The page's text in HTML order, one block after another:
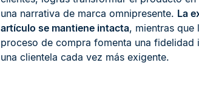
una narrativa de marca omnipresente. La
artículo se mantiene intacta, mientras que
proceso de compra fomenta una fidelidad
una clientela cada vez más exigente.